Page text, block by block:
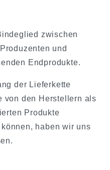
zwischen
und
Endprodukte.
der Lieferkette
von den Herstellern als
Produkte
haben wir uns